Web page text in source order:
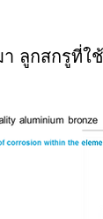
ลูกสกรูที่ใ